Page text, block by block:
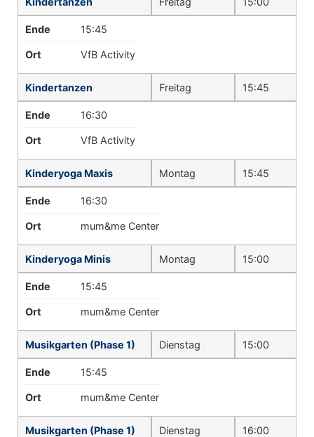
Ende 15:45
Ort VfB Activity
Kindertanzen Freitag 15:45
Ende 16:30
Ort VfB Activity
Kinderyoga Maxis Montag 15:45
Ende 16:30
Ort mum&me Center
Kinderyoga Minis Montag 15:00
Ende 15:45
Ort mum&me Center
Musikgarten (Phase 1) Dienstag 15:00
Ende 15:45
Ort mum&me Center
Musikgarten (Phase 1) Dienstag 16:00